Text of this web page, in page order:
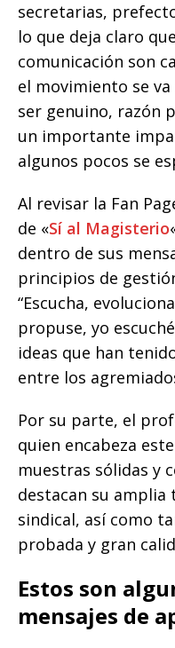
secretarias,
lo que deja claro
comunicación son
el movimiento se
ser genuino, razón
un importante
algunos pocos se
Al revisar la Fan
de «Sí al Magisterio
dentro de sus
principios de
“Escucha,
propuse, yo
ideas que han
entre los
Por su parte, el
quien encabeza
muestras sólidas y
destacan su amplia
sindical, así como
probada y gran
Estos son
mensajes de